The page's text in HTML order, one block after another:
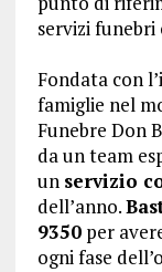
servizi
Fondata con
famiglie nel
Funebre Don
da un team
un servizio
dell’anno.
9350per
ogni fase